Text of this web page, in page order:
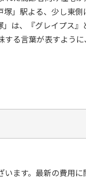
」駅よる、少し東
は、『グレイプス
する言葉が表すよ
ます。最新の費用